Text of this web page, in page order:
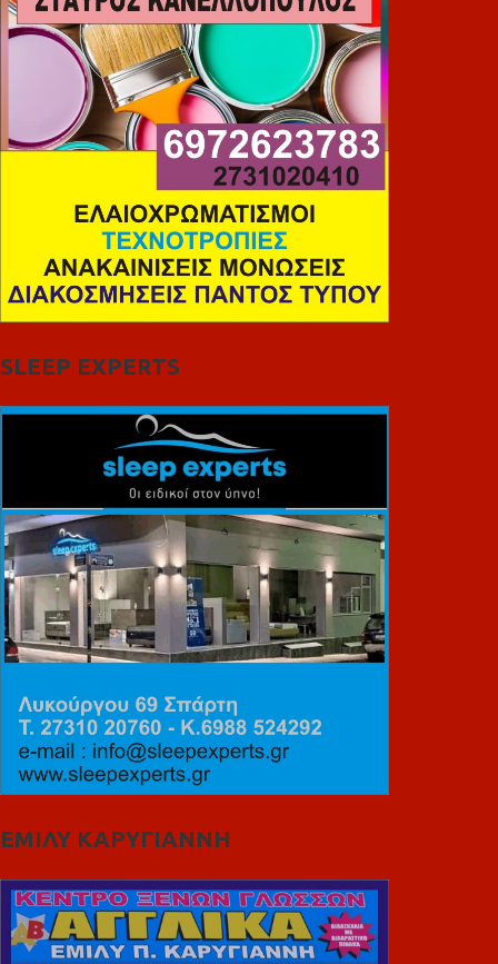
SLEEP EXPERTS
ΕΜΙΛΥ ΚΑΡΥΓΙΑΝΝΗ